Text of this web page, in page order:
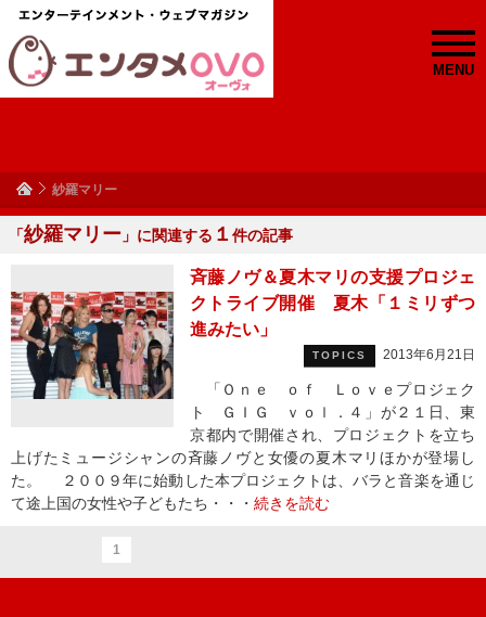
MENU
紗羅マリー
「紗羅マリー 」に関連する １ 件の記事
斉藤ノヴ＆夏木マリの支援プロジェ
クトライブ開催 夏木「１ミリずつ
進みたい」
TOPICS 2013年6月21日
「Ｏｎｅ ｏｆ Ｌｏｖｅプロジェク
ト ＧＩＧ ｖｏｌ．４」が２１日、東
京都内で開催され、プロジェクトを立ち
上げたミュージシャンの斉藤ノヴと女優の夏木マリほかが登場し
た。 ２００９年に始動した本プロジェクトは、バラと音楽を通じ
て途上国の女性や子どもたち・・・ 続きを読む
1